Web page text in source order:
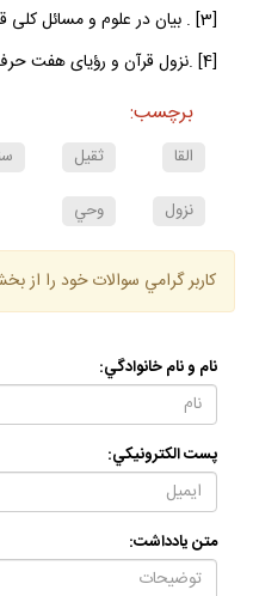
[3] . بيان در علوم و مسائل كلى قرآن، ص: 248-226
[4] .نزول قرآن و رؤياى هفت حرف، ص: 79
برچسب:
القا ثقيل
نزول وحي
كاربر گرامي سوالات خود را از
نام و نام خانوادگي:
پست الكترونيكي:
متن يادداشت: